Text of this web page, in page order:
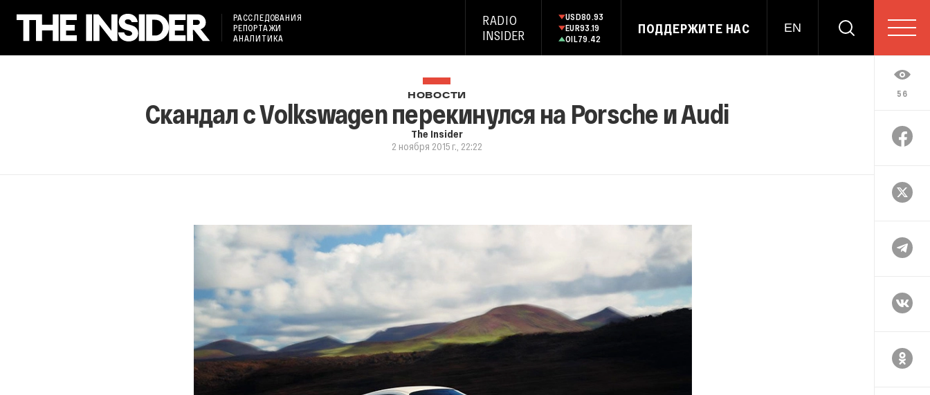
РАССЛЕДОВАНИЯ
РЕПОРТАЖИ
АНАЛИТИКА
RADIO
INSIDER
USD80.93
EUR93.19
OIL79.42
ПОДДЕРЖИТЕ НАС EN
56
НОВОСТИ
Скандал с Volkswagen перекинулся на Porsche и Audi
The Insider
2 ноября 2015 г., 22:22